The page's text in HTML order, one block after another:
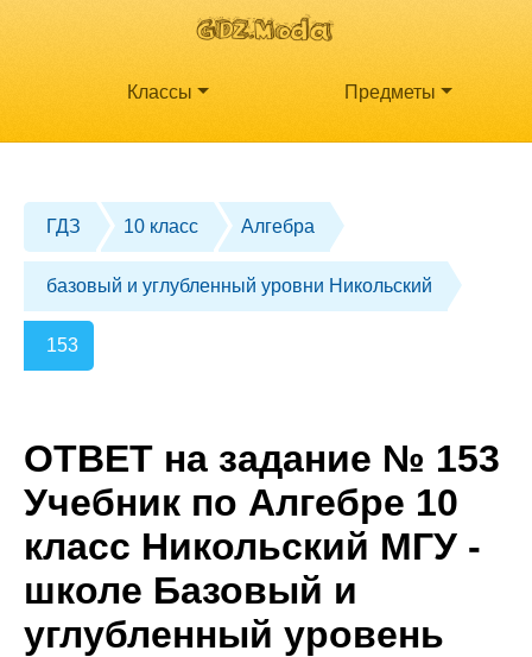
Классы Предметы
ГДЗ 10 класс Алгебра
базовый и углубленный уровни Никольский
153
ОТВЕТ на задание № 153
Учебник по Алгебре 10
класс Никольский МГУ -
школе Базовый и
углубленный уровень